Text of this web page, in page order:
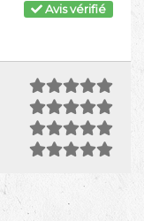
Avis vérifié